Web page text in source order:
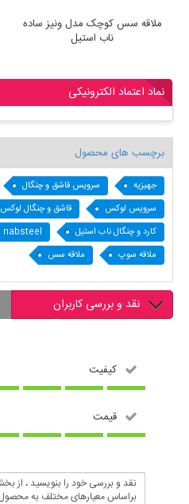
ملاقه سس کوچک مدل ونیز ساده
ناب استیل
نماد اعتماد الکترونیکی
برچسب های محصول
جهیزیه سرویس قاشق و چنگال
سرویس لوکس
قاشق و چنگال لوکس
کارد و چنگال ناب استیل
nabsteel
ملاقه سوپ
ملاقه سس
نقد و بررسی کاربران
کیفیت
قیمت